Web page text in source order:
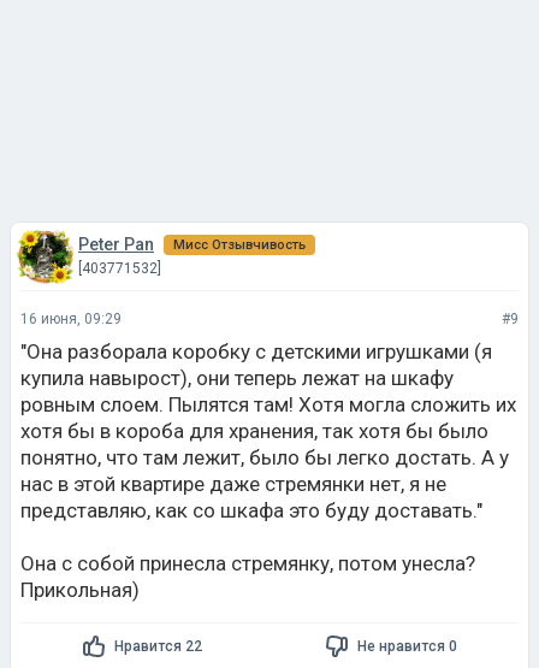
Peter Pan Мисс Отзывчивость
[403771532]
16 июня, 09:29 #9
"Она разборала коробку с детскими игрушками (я
купила навырост), они теперь лежат на шкафу
ровным слоем. Пылятся там! Хотя могла сложить их
хотя бы в короба для хранения, так хотя бы было
понятно, что там лежит, было бы легко достать. А у
нас в этой квартире даже стремянки нет, я не
представляю, как со шкафа это буду доставать."
Она с собой принесла стремянку, потом унесла?
Прикольная)
Нравится 22 Не нравится 0